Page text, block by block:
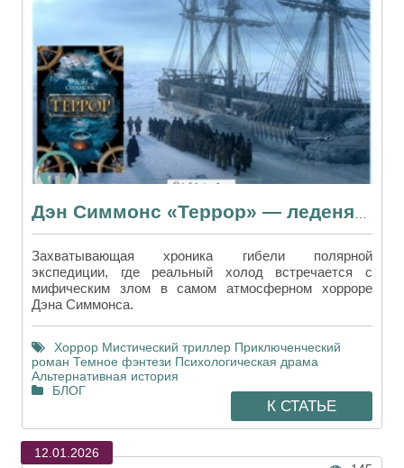
Захватывающая хроника гибели полярной
экспедиции, где реальный холод встречается с
мифическим злом в самом атмосферном хорроре
Дэна Симмонса.
Хоррор Мистический триллер Приключенческий
роман Темное фэнтези Психологическая драма
Альтернативная история
БЛОГ
К СТАТЬЕ
12.01.2026